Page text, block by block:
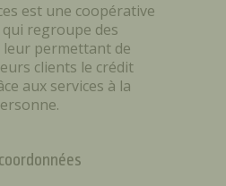
est une coopérative
regroupe des
leur permettant de
clients le crédit
aux services à la